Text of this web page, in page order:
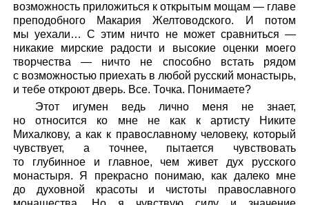
возможность приложиться к открытым мощам — главе
преподобного Макария Желтоводского. И потом
мы уехали… С этим ничто не может сравниться —
никакие мирские радости и высокие оценки моего
творчества — ничто не способно встать рядом
с возможностью приехать в любой русский монастырь,
и тебе откроют дверь. Все. Точка. Понимаете?
Этот игумен ведь лично меня не знает,
но относится ко мне не как к артисту Никите
Михалкову, а как к православному человеку, который
чувствует, а точнее, пытается чувствовать
то глубинное и главное, чем живет дух русского
монастыря. Я прекрасно понимаю, как далеко мне
до духовной красоты и чистоты православного